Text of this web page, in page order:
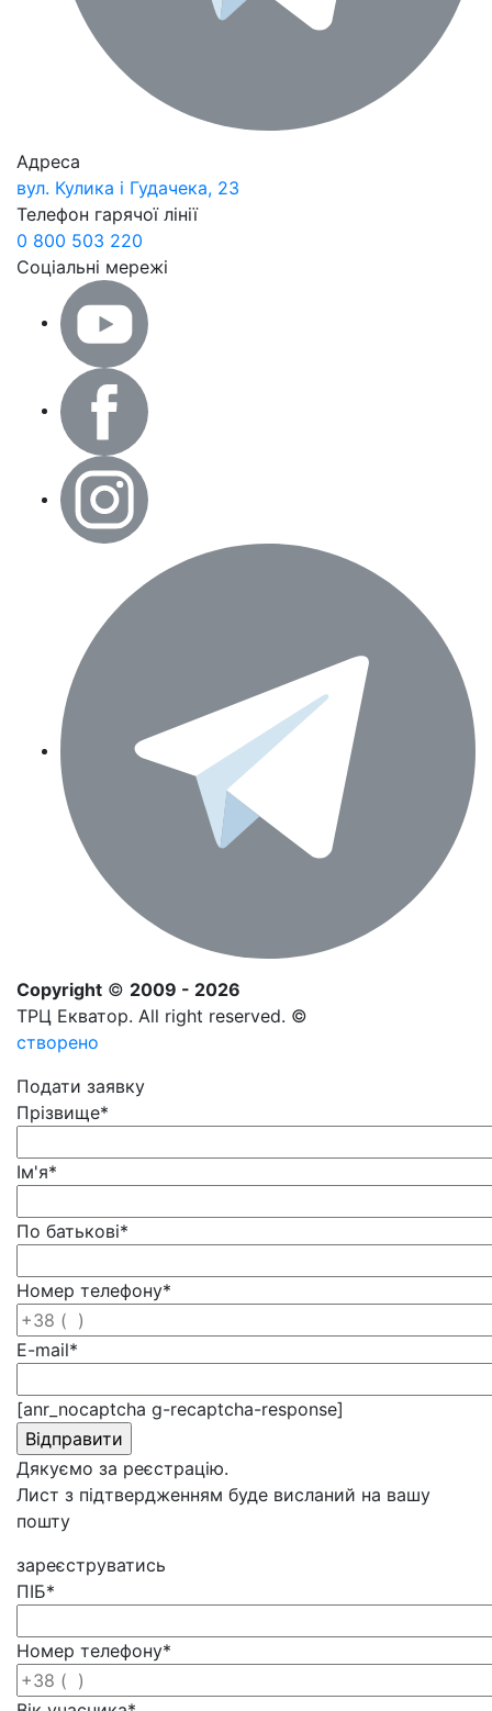
Адреса
вул. Кулика і Гудачека, 23
Телефон гарячої лінії
0 800 503 220
Соціальні мережі
Copyright © 2009 - 2026
ТРЦ Екватор. All right reserved. ©
створено
Подати заявку
Прізвище*
Ім'я*
По батькові*
Номер телефону*
E-mail*
[anr_nocaptcha g-recaptcha-response]
Дякуємо за реєстрацію.
Лист з підтвердженням буде висланий на вашу
пошту
зареєструватись
ПІБ*
Номер телефону*